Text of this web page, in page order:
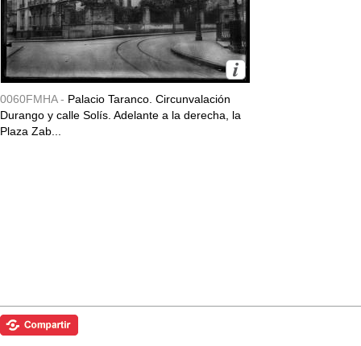
0060FMHA - Palacio Taranco. Circunvalación
Durango y calle Solís. Adelante a la derecha, la
Plaza Zab...